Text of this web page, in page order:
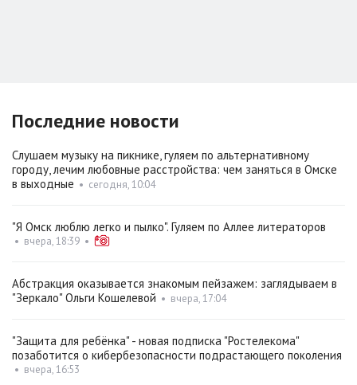
Последние новости
Слушаем музыку на пикнике, гуляем по альтернативному
городу, лечим любовные расстройства: чем заняться в Омске
в выходные • сегодня, 10:04
"Я Омск люблю легко и пылко". Гуляем по Аллее литераторов
• вчера, 18:39 •
Абстракция оказывается знакомым пейзажем: заглядываем в
"Зеркало" Ольги Кошелевой • вчера, 17:04
"Защита для ребёнка" - новая подписка "Ростелекома"
позаботится о кибербезопасности подрастающего поколения
• вчера, 16:53